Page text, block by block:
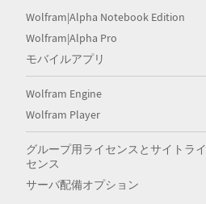
Wolfram|Alpha Notebook Edition
Wolfram|Alpha Pro
モバイルアプリ
Wolfram Engine
Wolfram Player
グループ用ライセンスとサイトライ
センス
サーバ配備オプション